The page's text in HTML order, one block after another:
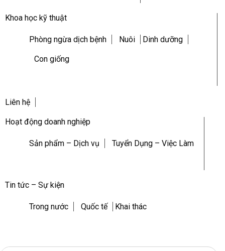
Khoa học kỹ thuật
Phòng ngừa dịch bệnh Nuôi Dinh dưỡng
Con giống
Liên hệ
Hoạt động doanh nghiệp
Sản phẩm – Dịch vụ Tuyển Dụng – Việc Làm
Tin tức – Sự kiện
Trong nước Quốc tế Khai thác